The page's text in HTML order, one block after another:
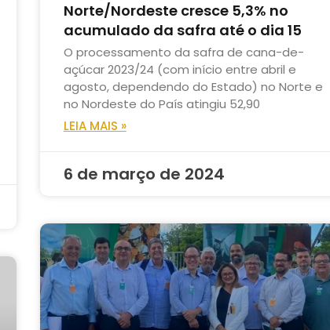
Norte/Nordeste cresce 5,3% no
acumulado da safra até o dia 15
O processamento da safra de cana-de-
açúcar 2023/24 (com início entre abril e
agosto, dependendo do Estado) no Norte e
no Nordeste do País atingiu 52,90
LEIA MAIS »
6 de março de 2024